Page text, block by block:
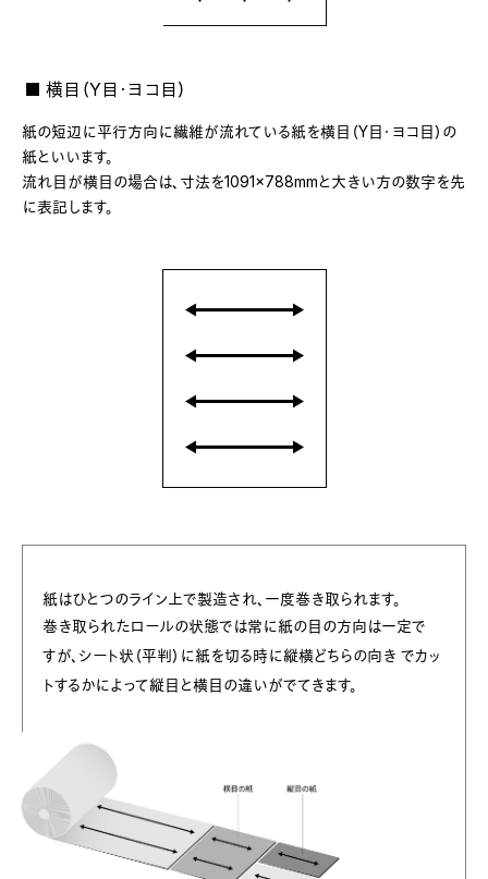
■ 横目（Y目・ヨコ目）
紙の短辺に平行方向に繊維が流れている紙を横目（Y目・ヨコ目）の
紙といいます。
流れ目が横目の場合は、寸法を1091×788mmと大きい方の数字を先
に表記します。
紙はひとつのライン上で製造され、一度巻き取られます。
巻き取られたロールの状態では常に紙の目の方向は一定で
すが、シート状（平判）に紙を切る時に縦横どちらの向き でカッ
トするかによって縦目と横目の違いがでてきます。